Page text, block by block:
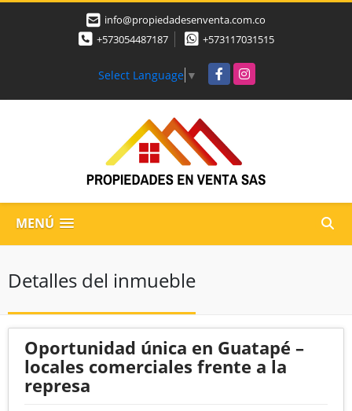
info@propiedadesenventa.com.co
+573054487187
+573117031515
Select Language ▼ FacebookInstagram
MENÚ
Detalles del inmueble
Oportunidad única en Guatapé –
locales comerciales frente a la
represa